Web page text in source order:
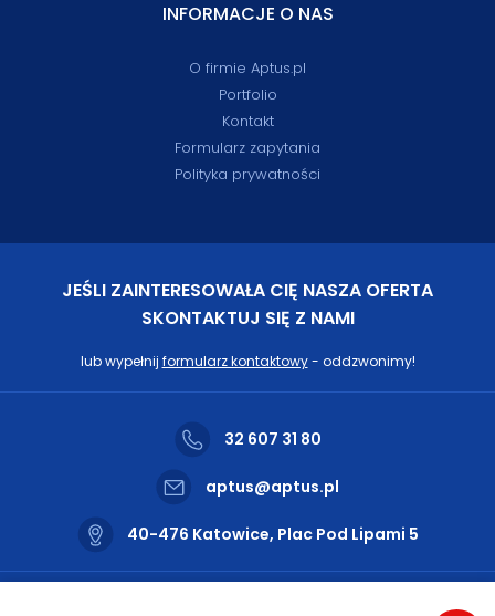
INFORMACJE O NAS
O firmie Aptus.pl
Portfolio
Kontakt
Formularz zapytania
Polityka prywatności
JEŚLI ZAINTERESOWAŁA CIĘ NASZA OFERTA
SKONTAKTUJ SIĘ Z NAMI
lub wypełnij formularz kontaktowy- oddzwonimy!
32 607 31 80
aptus@aptus.pl
40-476 Katowice, Plac Pod Lipami 5